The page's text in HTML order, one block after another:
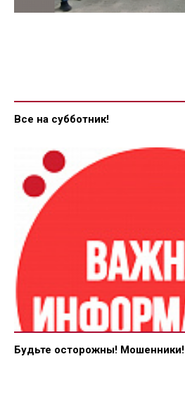
Все на субботник!
Будьте осторожны! Мошенники!